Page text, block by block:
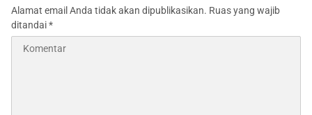
Alamat email Anda tidak akan dipublikasikan. Ruas yang wajib
ditandai*